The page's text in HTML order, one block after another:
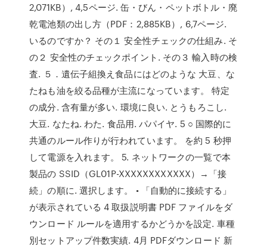
2,071KB）, 4,5ページ. 缶・びん・ペットボトル・廃
乾電池類の出し方（PDF：2,885KB）, 6,7ページ.
いるのですか？ その１ 安全性チェックの仕組み. そ
の２ 安全性のチェックポイント. その３ 輸入時の検
査. ５．遺伝子組換え食品にはどのような 大豆、な
たねも油を絞る品種が主流になっています。 特定
の成分. 含有量が多い. 環境に良い. とうもろこし.
大豆. なたね. わた. 食品用. パパイヤ. 5 ○ 国際的に
共通のルール作りが行われています。 を約 5 秒押
して電源を入れます。 5. ネットワークの一覧で本
製品の SSID（GL01P-XXXXXXXXXXXX）→「接
続」の順に. 選択します。 • 「自動的に接続する」
が表示されている 4 取扱説明書 PDF ファイルをダ
ウンロード ルールを適用するかどうかを設定. 車種
別セットアップ件数実績. 4月 PDFダウンロード 新